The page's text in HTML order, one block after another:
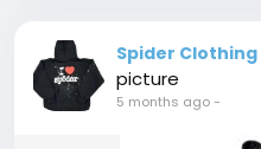
Spider Clothing
picture
5 months ago-